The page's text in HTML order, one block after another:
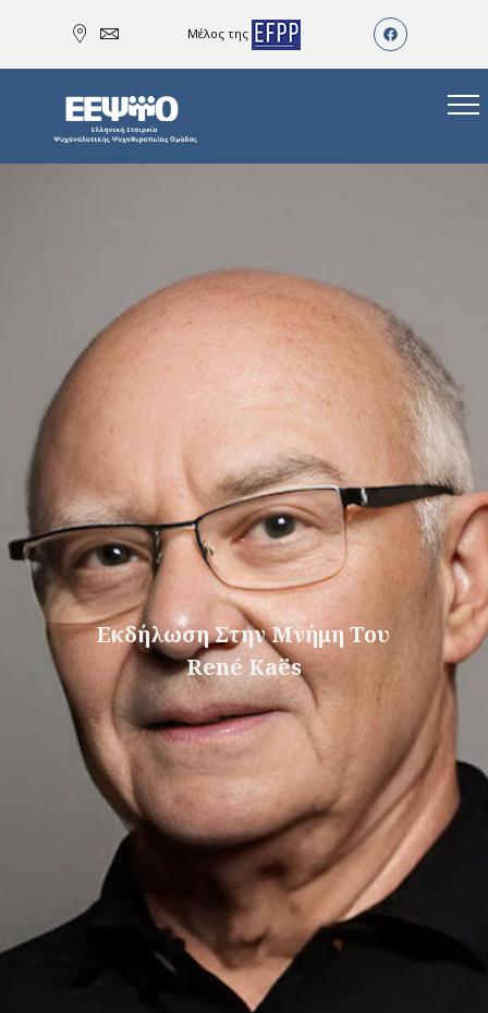
Μέλος της
Εκδήλωση Στην Μνήμη Του
René Kaës